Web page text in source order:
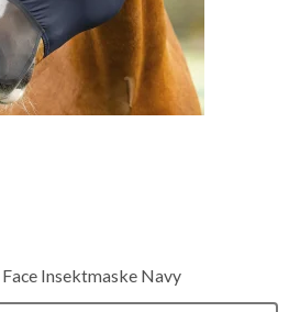
Insektmaske Navy